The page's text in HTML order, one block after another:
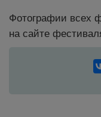
Фотографии всех
на сайте